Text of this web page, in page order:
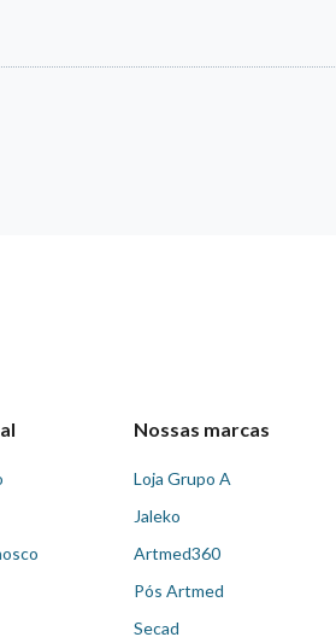
Nossas marcas
Loja Grupo A
Jaleko
Artmed360
Pós Artmed
Secad